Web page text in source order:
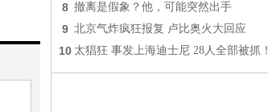
8 撤离是假象？他，可能突然出手
9 北京气炸疯狂报复 卢比奥火大回应
10 太猖狂 事发上海迪士尼 28人全部被抓！